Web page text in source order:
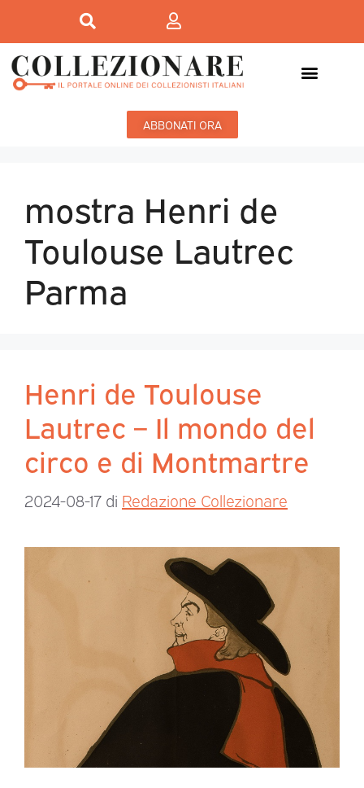
ABBONATI ORA
mostra Henri de
Toulouse Lautrec
Parma
Henri de Toulouse
Lautrec – Il mondo del
circo e di Montmartre
2024-08-17 di Redazione Collezionare